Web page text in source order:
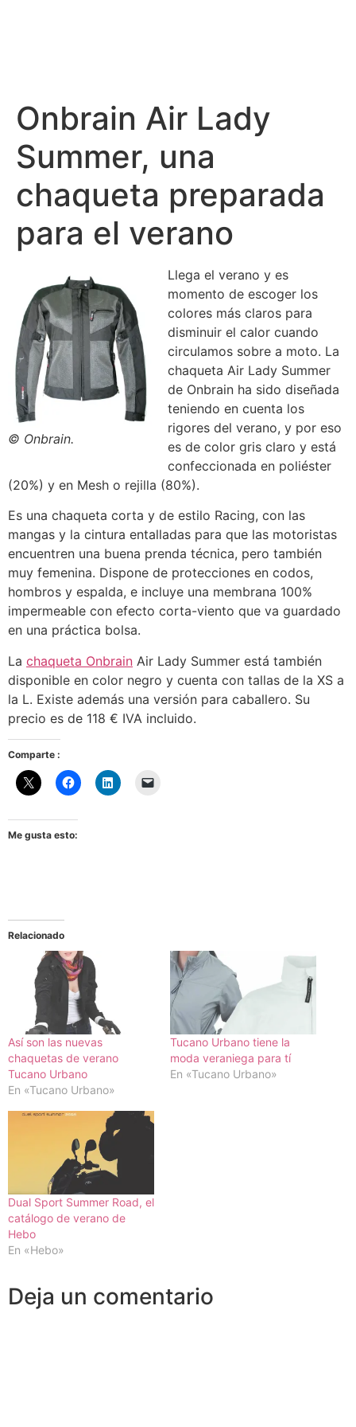
Onbrain Air Lady
Summer, una
chaqueta preparada
para el verano
© Onbrain.
Llega el verano y es
momento de escoger los
colores más claros para
disminuir el calor cuando
circulamos sobre a moto. La
chaqueta Air Lady Summer
de Onbrain ha sido diseñada
teniendo en cuenta los
rigores del verano, y por eso
es de color gris claro y está
confeccionada en poliéster
(20%) y en Mesh o rejilla (80%).
Es una chaqueta corta y de estilo Racing, con las
mangas y la cintura entalladas para que las motoristas
encuentren una buena prenda técnica, pero también
muy femenina. Dispone de protecciones en codos,
hombros y espalda, e incluye una membrana 100%
impermeable con efecto corta-viento que va guardado
en una práctica bolsa.
La chaqueta Onbrain Air Lady Summer está también
disponible en color negro y cuenta con tallas de la XS a
la L. Existe además una versión para caballero. Su
precio es de 118 € IVA incluido.
Comparte :
Me gusta esto:
Relacionado
Así son las nuevas
chaquetas de verano
Tucano Urbano
En «Tucano Urbano»
Tucano Urbano tiene la
moda veraniega para tí
En «Tucano Urbano»
Dual Sport Summer Road, el
catálogo de verano de
Hebo
En «Hebo»
Deja un comentario